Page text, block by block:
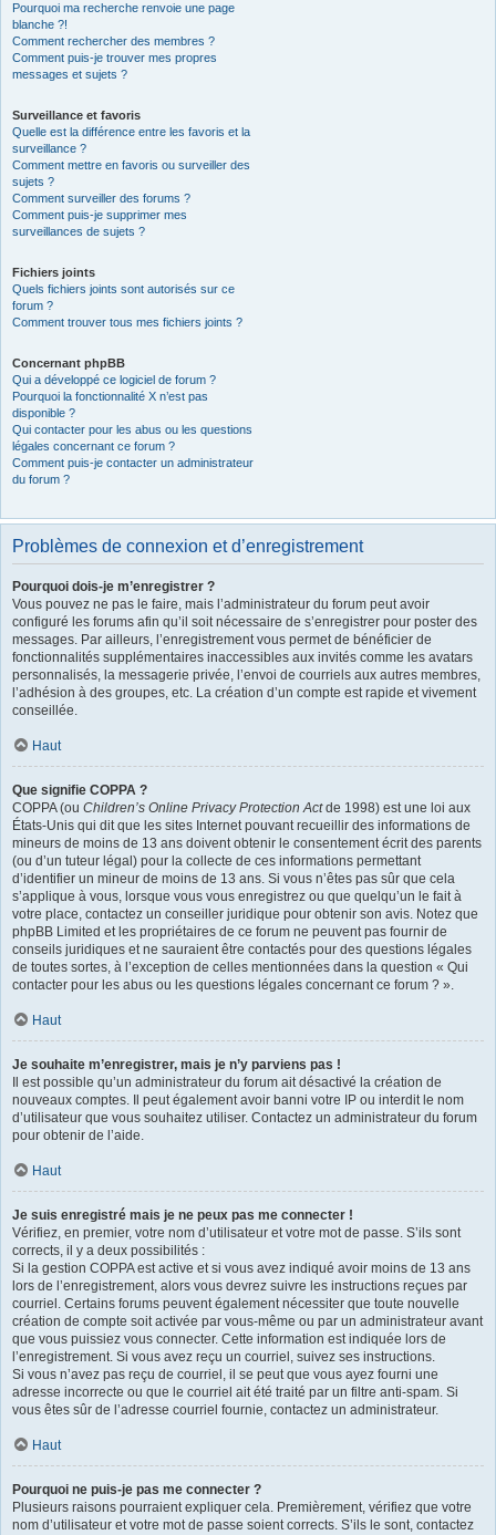
Pourquoi ma recherche renvoie une page
blanche ?!
Comment rechercher des membres ?
Comment puis-je trouver mes propres
messages et sujets ?
Surveillance et favoris
Quelle est la différence entre les favoris et la
surveillance ?
Comment mettre en favoris ou surveiller des
sujets ?
Comment surveiller des forums ?
Comment puis-je supprimer mes
surveillances de sujets ?
Fichiers joints
Quels fichiers joints sont autorisés sur ce
forum ?
Comment trouver tous mes fichiers joints ?
Concernant phpBB
Qui a développé ce logiciel de forum ?
Pourquoi la fonctionnalité X n’est pas
disponible ?
Qui contacter pour les abus ou les questions
légales concernant ce forum ?
Comment puis-je contacter un administrateur
du forum ?
Problèmes de connexion et d’enregistrement
Pourquoi dois-je m’enregistrer ?
Vous pouvez ne pas le faire, mais l’administrateur du forum peut avoir
configuré les forums afin qu’il soit nécessaire de s’enregistrer pour poster des
messages. Par ailleurs, l’enregistrement vous permet de bénéficier de
fonctionnalités supplémentaires inaccessibles aux invités comme les avatars
personnalisés, la messagerie privée, l’envoi de courriels aux autres membres,
l’adhésion à des groupes, etc. La création d’un compte est rapide et vivement
conseillée.
Haut
Que signifie COPPA ?
COPPA (ou Children’s Online Privacy Protection Actde 1998) est une loi aux
États-Unis qui dit que les sites Internet pouvant recueillir des informations de
mineurs de moins de 13 ans doivent obtenir le consentement écrit des parents
(ou d’un tuteur légal) pour la collecte de ces informations permettant
d’identifier un mineur de moins de 13 ans. Si vous n’êtes pas sûr que cela
s’applique à vous, lorsque vous vous enregistrez ou que quelqu’un le fait à
votre place, contactez un conseiller juridique pour obtenir son avis. Notez que
phpBB Limited et les propriétaires de ce forum ne peuvent pas fournir de
conseils juridiques et ne sauraient être contactés pour des questions légales
de toutes sortes, à l’exception de celles mentionnées dans la question « Qui
contacter pour les abus ou les questions légales concernant ce forum ? ».
Haut
Je souhaite m’enregistrer, mais je n’y parviens pas !
Il est possible qu’un administrateur du forum ait désactivé la création de
nouveaux comptes. Il peut également avoir banni votre IP ou interdit le nom
d’utilisateur que vous souhaitez utiliser. Contactez un administrateur du forum
pour obtenir de l’aide.
Haut
Je suis enregistré mais je ne peux pas me connecter !
Vérifiez, en premier, votre nom d’utilisateur et votre mot de passe. S’ils sont
corrects, il y a deux possibilités :
Si la gestion COPPA est active et si vous avez indiqué avoir moins de 13 ans
lors de l’enregistrement, alors vous devrez suivre les instructions reçues par
courriel. Certains forums peuvent également nécessiter que toute nouvelle
création de compte soit activée par vous-même ou par un administrateur avant
que vous puissiez vous connecter. Cette information est indiquée lors de
l’enregistrement. Si vous avez reçu un courriel, suivez ses instructions.
Si vous n’avez pas reçu de courriel, il se peut que vous ayez fourni une
adresse incorrecte ou que le courriel ait été traité par un filtre anti-spam. Si
vous êtes sûr de l’adresse courriel fournie, contactez un administrateur.
Haut
Pourquoi ne puis-je pas me connecter ?
Plusieurs raisons pourraient expliquer cela. Premièrement, vérifiez que votre
nom d’utilisateur et votre mot de passe soient corrects. S’ils le sont, contactez